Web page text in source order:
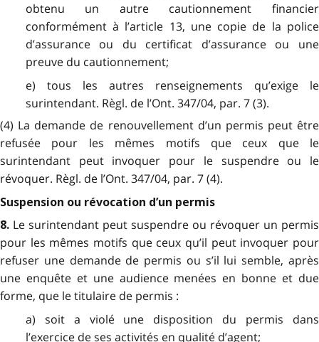
obtenu un autre cautionnement financier
conformément à l’article 13, une copie de la police
d’assurance ou du certificat d’assurance ou une
preuve du cautionnement;
e) tous les autres renseignements qu’exige le
surintendant. Règl. de l’Ont. 347/04, par. 7 (3).
(4) La demande de renouvellement d’un permis peut être
refusée pour les mêmes motifs que ceux que le
surintendant peut invoquer pour le suspendre ou le
révoquer. Règl. de l’Ont. 347/04, par. 7 (4).
Suspension ou révocation d’un permis
8. Le surintendant peut suspendre ou révoquer un permis
pour les mêmes motifs que ceux qu’il peut invoquer pour
refuser une demande de permis ou s’il lui semble, après
une enquête et une audience menées en bonne et due
forme, que le titulaire de permis :
a) soit a violé une disposition du permis dans
l’exercice de ses activités en qualité d’agent;